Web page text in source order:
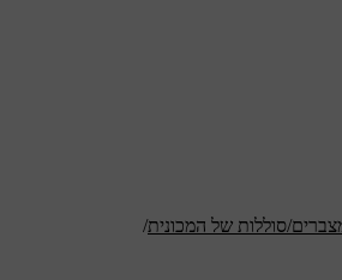
סוללות של המכונית/